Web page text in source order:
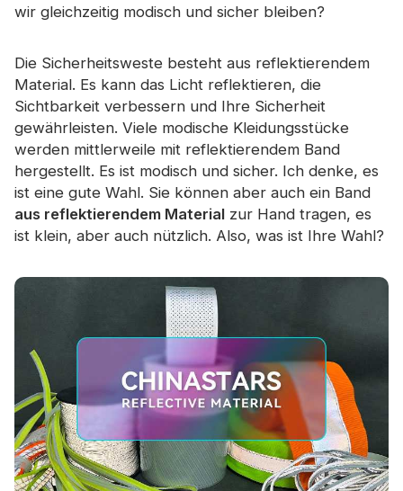
wir gleichzeitig modisch und sicher bleiben?
Die Sicherheitsweste besteht aus reflektierendem
Material. Es kann das Licht reflektieren, die
Sichtbarkeit verbessern und Ihre Sicherheit
gewährleisten. Viele modische Kleidungsstücke
werden mittlerweile mit reflektierendem Band
hergestellt. Es ist modisch und sicher. Ich denke, es
ist eine gute Wahl. Sie können aber auch ein Band
aus reflektierendem Material zur Hand tragen, es
ist klein, aber auch nützlich. Also, was ist Ihre Wahl?